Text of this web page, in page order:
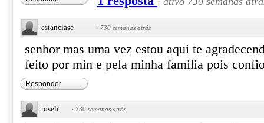
estanciasc · 730 semanas atrás
senhor mas uma vez estou aqui te
feito por min e pela minha familia pois
Responder
roseli · 730 semanas atrás